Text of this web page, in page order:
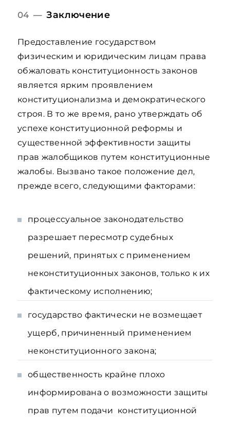
04 —Заключение
Предоставление государством
физическим и юридическим лицам права
обжаловать конституционность законов
является ярким проявлением
конституционализма и демократического
строя. В то же время, рано утверждать об
успехе конституционной реформы и
существенной эффективности защиты
прав жалобщиков путем конституционные
жалобы. Вызвано такое положение дел,
прежде всего, следующими факторами:
процессуальное законодательство
разрешает пересмотр судебных
решений, принятых с применением
неконституционных законов, только к их
фактическому исполнению;
государство фактически не возмещает
ущерб, причиненный применением
неконституционного закона;
общественность крайне плохо
информирована о возможности защиты
прав путем подачи конституционной